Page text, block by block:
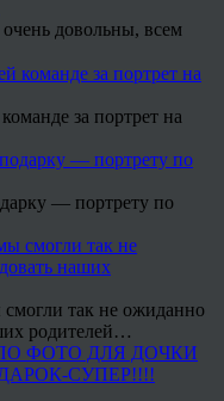
довольны, всем
за портрет на
— портрету по
так не ожиданно
родителей…